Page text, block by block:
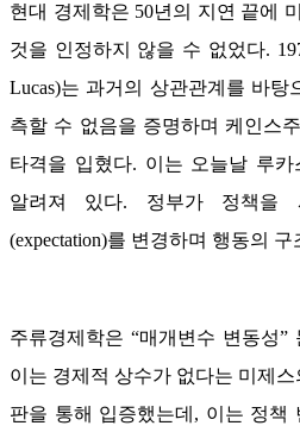
현대 경제학은 50년의 지연 끝에
것을 인정하지 않을 수 없었다.
Lucas)는 과거의 상관관계를 바탕
측할 수 없음을 증명하며 케인스
타격을 입혔다. 이는 오늘날 루카
알려져 있다. 정부가 정책을
(expectation)를 변경하며 행동의
주류경제학은 “매개변수 변동성”
이는 경제적 상수가 없다는 미제스
판을 통해 입증했는데, 이는 정책